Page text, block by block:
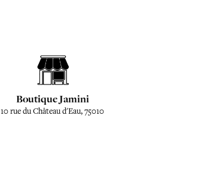
Boutique Jamini
10 rue du Château d'Eau, 75010